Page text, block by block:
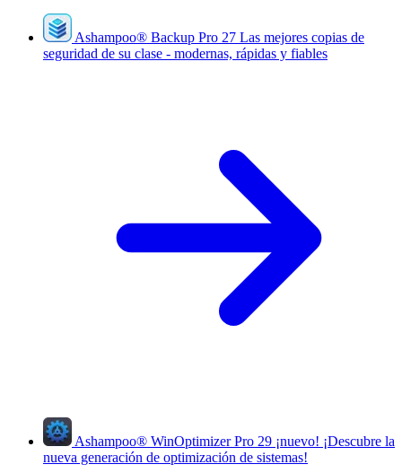
Ashampoo® Backup Pro 27 Las mejores copias de
seguridad de su clase - modernas, rápidas y fiables
Ashampoo® WinOptimizer Pro 29 ¡nuevo! ¡Descubre la
nueva generación de optimización de sistemas!